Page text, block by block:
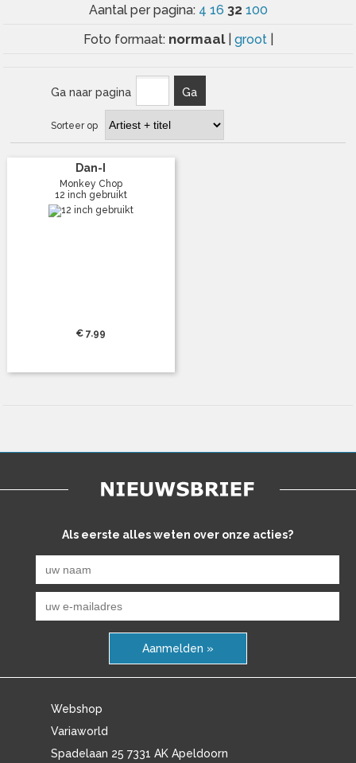
Aantal per pagina: 4 16 32 100
Foto formaat: normaal groot
Ga naar pagina Ga
Sorteer op
Dan-I
Monkey Chop
12 inch gebruikt
€ 7.99
Als eerste alles weten over onze acties?
Aanmelden »
Webshop
Variaworld
Spadelaan 25 7331 AK Apeldoorn